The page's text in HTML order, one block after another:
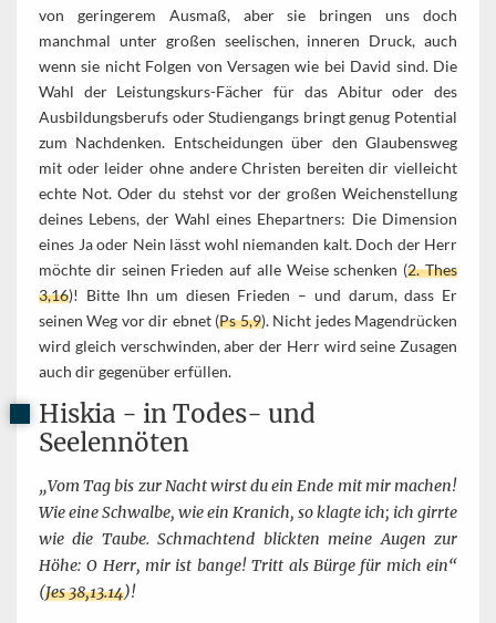
von geringerem Ausmaß, aber sie bringen uns doch
manchmal unter großen seelischen, inneren Druck, auch
wenn sie nicht Folgen von Versagen wie bei David sind. Die
Wahl der Leistungskurs-Fächer für das Abitur oder des
Ausbildungsberufs oder Studiengangs bringt genug Potential
zum Nachdenken. Entscheidungen über den Glaubensweg
mit oder leider ohne andere Christen bereiten dir vielleicht
echte Not. Oder du stehst vor der großen Weichenstellung
deines Lebens, der Wahl eines Ehepartners: Die Dimension
eines Ja oder Nein lässt wohl niemanden kalt. Doch der Herr
möchte dir seinen Frieden auf alle Weise schenken (2. Thes
3,16)! Bitte Ihn um diesen Frieden – und darum, dass Er
seinen Weg vor dir ebnet (Ps 5,9). Nicht jedes Magendrücken
wird gleich verschwinden, aber der Herr wird seine Zusagen
auch dir gegenüber erfüllen.
Hiskia - in Todes- und
Seelennöten
„Vom Tag bis zur Nacht wirst du ein Ende mit mir machen!
Wie eine Schwalbe, wie ein Kranich, so klagte ich; ich girrte
wie die Taube. Schmachtend blickten meine Augen zur
Höhe: O Herr, mir ist bange! Tritt als Bürge für mich ein“
(Jes 38,13.14)!